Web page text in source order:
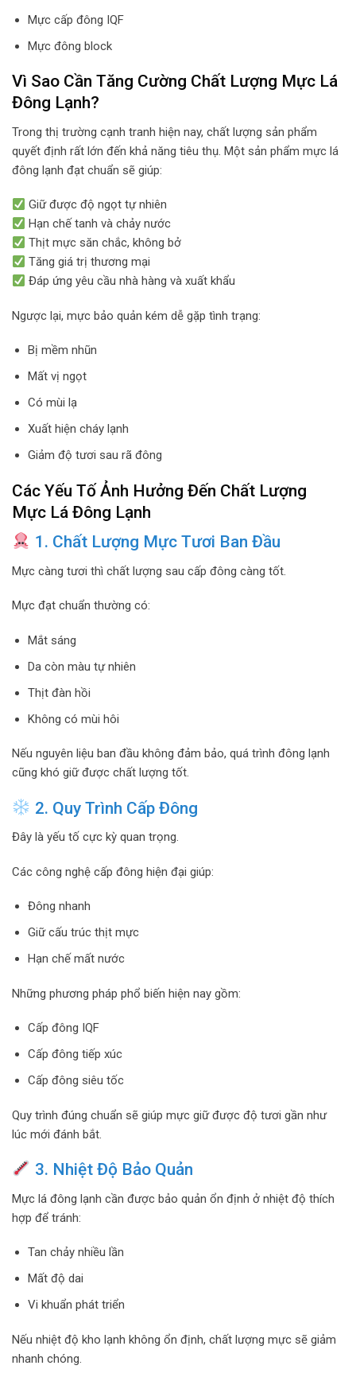
Mực cấp đông IQF
Mực đông block
Vì Sao Cần Tăng Cường Chất Lượng Mực Lá
Đông Lạnh?
Trong thị trường cạnh tranh hiện nay, chất lượng sản phẩm
quyết định rất lớn đến khả năng tiêu thụ. Một sản phẩm mực lá
đông lạnh đạt chuẩn sẽ giúp:
Giữ được độ ngọt tự nhiên
Hạn chế tanh và chảy nước
Thịt mực săn chắc, không bở
Tăng giá trị thương mại
Đáp ứng yêu cầu nhà hàng và xuất khẩu
Ngược lại, mực bảo quản kém dễ gặp tình trạng:
Bị mềm nhũn
Mất vị ngọt
Có mùi lạ
Xuất hiện cháy lạnh
Giảm độ tươi sau rã đông
Các Yếu Tố Ảnh Hưởng Đến Chất Lượng
Mực Lá Đông Lạnh
1. Chất Lượng Mực Tươi Ban Đầu
Mực càng tươi thì chất lượng sau cấp đông càng tốt.
Mực đạt chuẩn thường có:
Mắt sáng
Da còn màu tự nhiên
Thịt đàn hồi
Không có mùi hôi
Nếu nguyên liệu ban đầu không đảm bảo, quá trình đông lạnh
cũng khó giữ được chất lượng tốt.
2. Quy Trình Cấp Đông
Đây là yếu tố cực kỳ quan trọng.
Các công nghệ cấp đông hiện đại giúp:
Đông nhanh
Giữ cấu trúc thịt mực
Hạn chế mất nước
Những phương pháp phổ biến hiện nay gồm:
Cấp đông IQF
Cấp đông tiếp xúc
Cấp đông siêu tốc
Quy trình đúng chuẩn sẽ giúp mực giữ được độ tươi gần như
lúc mới đánh bắt.
3. Nhiệt Độ Bảo Quản
Mực lá đông lạnh cần được bảo quản ổn định ở nhiệt độ thích
hợp để tránh:
Tan chảy nhiều lần
Mất độ dai
Vi khuẩn phát triển
Nếu nhiệt độ kho lạnh không ổn định, chất lượng mực sẽ giảm
nhanh chóng.